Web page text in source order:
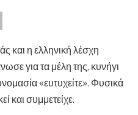
και η ελληνική λέσχη
για τα μέλη της, κυνήγι
«ευτυχείτε». Φυσικά
και συμμετείχε.